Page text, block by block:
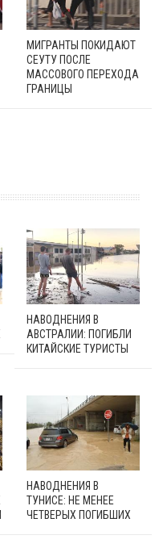
МИГРАНТЫ ПОКИДАЮТ
СЕУТУ ПОСЛЕ
МАССОВОГО ПЕРЕХОДА
ГРАНИЦЫ
НАВОДНЕНИЯ В
АВСТРАЛИИ: ПОГИБЛИ
КИТАЙСКИЕ ТУРИСТЫ
НАВОДНЕНИЯ В
ТУНИСЕ: НЕ МЕНЕЕ
ЧЕТВЕРЫХ ПОГИБШИХ